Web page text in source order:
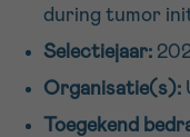
during tumor
Selectiejaar:
Organisatie(s):
Toegekend
VOORNAAM
16h-18h
Verder